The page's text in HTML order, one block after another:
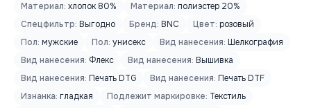
Материал: хлопок 80% Материал: полиэстер 20%
Спецфильтр: Выгодно Бренд: BNC Цвет: розовый
Пол: мужские Пол: унисекс Вид нанесения: Шелкография
Вид нанесения: Флекс Вид нанесения: Вышивка
Вид нанесения: Печать DTG Вид нанесения: Печать DTF
Изнанка: гладкая Подлежит маркировке: Текстиль